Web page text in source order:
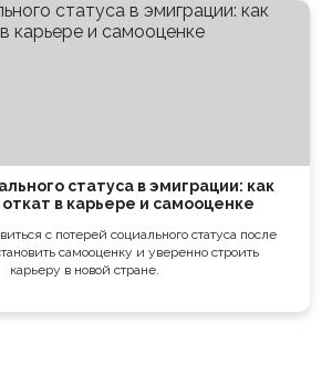
статуса в эмиграции: как
в карьере и самооценке
с потерей социального статуса после
самооценку и уверенно строить
карьеру в новой стране.